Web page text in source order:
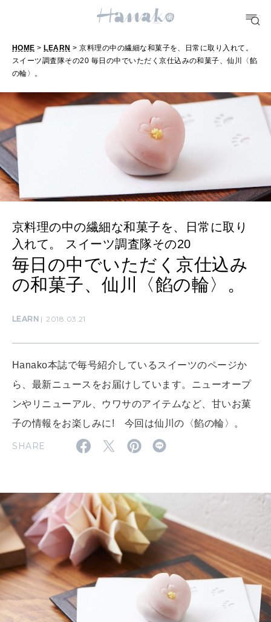
TRAVEL
どこ行く？
FORTUNE
明日のわたし
[12星座別] Weekly Holoscope
[12星座別] Monthly Love Holoscope
女神まり愛のタロットメッセージ
算命学がわかる今月のあなた
HEALTH
自分にやさしく
LEARN
知る、考える
MAMA
わたしができること
CULTURE
自分を耕す
MAGAZINE
特集
2026年9月号「北海道 おいしく遊ぶ、夏のご褒美旅。」
2026年8月号『お茶の時間です。』
HOME > LEARN > 京料理の中の繊細な和菓子を、日常に取り入れて。
スイーツ調査隊その20 毎日の中でいただく京仕込みの和菓子、仙川〈餡
の輪〉。
京料理の中の繊細な和菓子を、日常に取り
入れて。 スイーツ調査隊その20
毎日の中でいただく京仕込み
の和菓子、仙川〈餡の輪〉。
LEARN 2018.03.21
Hanako本誌で毎号紹介しているスイーツのページか
ら、最新ニュースをお届けしています。ニューオープ
ンやリニューアル、ウワサのアイテムなど、甘いお菓
子の情報をお楽しみに! 今回は仙川の〈餡の輪〉。
SHARE